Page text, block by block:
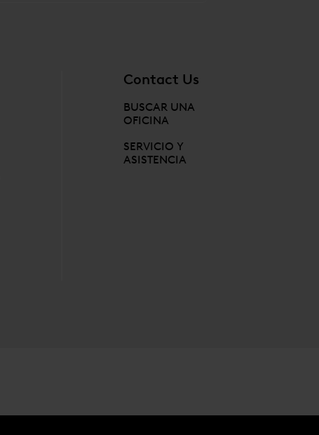
Contact Us
BUSCAR UNA
OFICINA
SERVICIO Y
ASISTENCIA